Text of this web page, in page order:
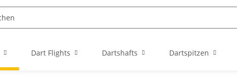
Dart Flights Dartshafts Dartspitzen